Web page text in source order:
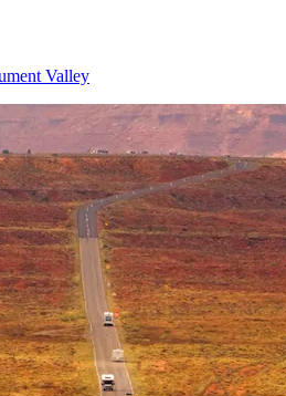
Valley